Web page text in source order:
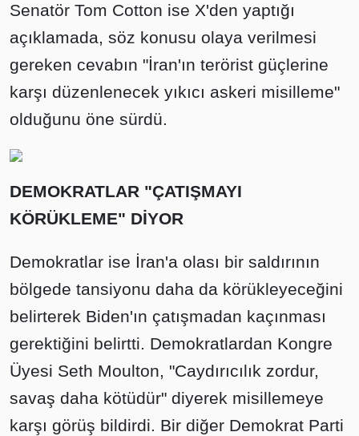
Senatör Tom Cotton ise X'den yaptığı
açıklamada, söz konusu olaya verilmesi
gereken cevabın "İran'ın terörist güçlerine
karşı düzenlenecek yıkıcı askeri misilleme"
olduğunu öne sürdü.
DEMOKRATLAR "ÇATIŞMAYI
KÖRÜKLEME" DİYOR
Demokratlar ise İran'a olası bir saldırının
bölgede tansiyonu daha da körükleyeceğini
belirterek Biden'ın çatışmadan kaçınması
gerektiğini belirtti. Demokratlardan Kongre
Üyesi Seth Moulton, "Caydırıcılık zordur,
savaş daha kötüdür" diyerek misillemeye
karşı görüş bildirdi. Bir diğer Demokrat Parti